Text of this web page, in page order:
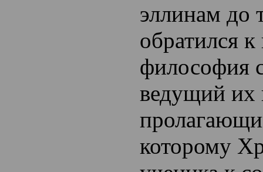
эллинам до
обратился
философия
ведущий
которому